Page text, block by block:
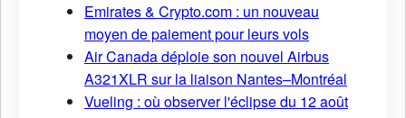
Emirates & Crypto.com : un nouveau
moyen de paiement pour leurs vols
Air Canada déploie son nouvel Airbus
A321XLR sur la liaison Nantes–Montréal
Vueling : où observer l'éclipse du 12 août